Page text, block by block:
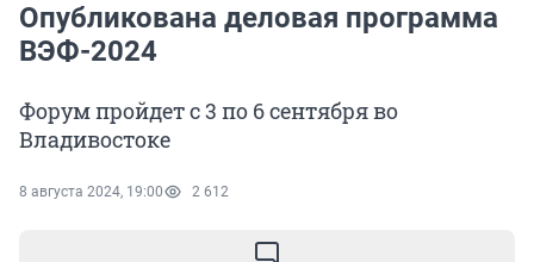
Опубликована деловая программа
ВЭФ-2024
Форум пройдет с 3 по 6 сентября во
Владивостоке
8 августа 2024, 19:00 2 612